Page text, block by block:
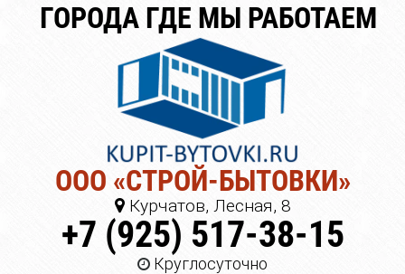
ГОРОДА ГДЕ МЫ РАБОТАЕМ
ООО «СТРОЙ-БЫТОВКИ»
Курчатов, Лесная, 8
+7 (925) 517-38-15
Круглосуточно